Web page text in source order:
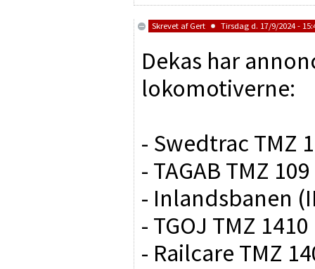
Skrevet af Gert Tirsdag d. 17/9/2024 -
Dekas har
lokomotiverne:
- Swedtrac TMZ
- TAGAB TMZ 109
- Inlandsbanen
- TGOJ TMZ 1410
- Railcare TMZ